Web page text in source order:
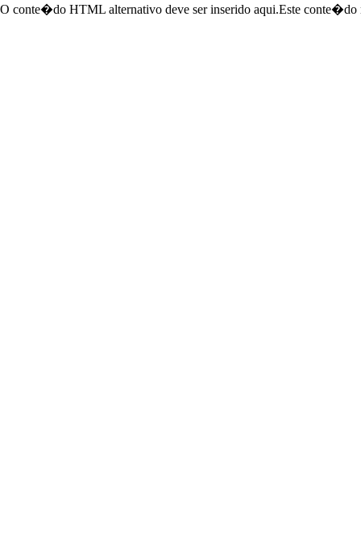
O conte�do HTML alternativo deve ser inserido aqui.Este conte�do